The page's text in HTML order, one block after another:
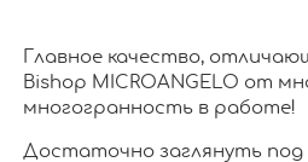
Главное качество,
Bishop MICROANGELO от
многогранность в работе!
Достаточно заглянуть под